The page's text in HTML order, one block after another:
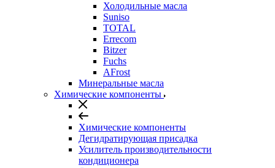
Холодильные масла
Suniso
TOTAL
Errecom
Bitzer
Fuchs
AFrost
Минеральные масла
Химические компоненты
Химические компоненты
Дегидратирующая присадка
Усилитель производительности
кондиционера